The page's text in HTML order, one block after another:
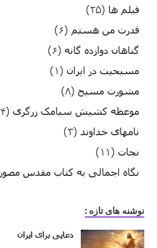
فیلم ها (۲۵)
قدرت من هستم (۶)
گناهان دوازده گانه (۶)
مسیحیت در ایران (۱)
مشورت مسیح (۸)
موعظه کشیش سیامک زرگری (۱۴)
نامهای خداوند (۳)
نجات (۱۱)
نگاه اجمالی به کتاب مقدس مصور
نوشنه های تازه :
دعایی برای ایران